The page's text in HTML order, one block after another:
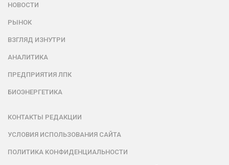
НОВОСТИ
РЫНОК
ВЗГЛЯД ИЗНУТРИ
АНАЛИТИКА
ПРЕДПРИЯТИЯ ЛПК
БИОЭНЕРГЕТИКА
КОНТАКТЫ РЕДАКЦИИ
УСЛОВИЯ ИСПОЛЬЗОВАНИЯ САЙТА
ПОЛИТИКА КОНФИДЕНЦИАЛЬНОСТИ